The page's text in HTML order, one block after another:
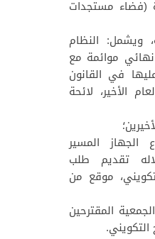
(فضاء مستجدات
ويشمل: النظام
موائمة مع
في القانون
الأخير، لائحة
المسير
تقديم طلب
موقع من
المقترحين
التكويني.